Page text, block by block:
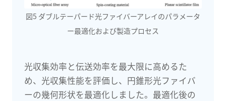
図5 ダブルテーパード光ファイバーアレイのパラメータ
ー最適化および製造プロセス
光収集効率と伝送効率を最大限に高めるた
め、光収集性能を評価し、円錐形光ファイバ
ーの幾何形状を最適化しました。最適化後の